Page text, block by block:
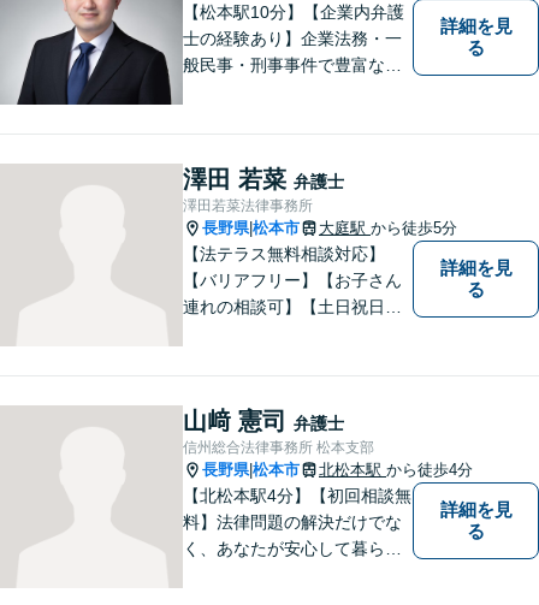
【松本駅10分】【企業内弁護
士の経験あり】企業法務・一
般民事・刑事事件で豊富な実
供します。
詳細を見
る
澤田 若菜 弁護士
澤田若菜法律事務所
長野県|松本市 大庭駅 から徒歩5分
【法テラス無料相談対応】
【バリアフリー】【お子さん
連れの相談可】【土日祝日応
詳細を見
る
山﨑 憲司 弁護士
信州総合法律事務所 松本支部
長野県|松本市 北松本駅 から徒歩4分
【北松本駅4分】【初回相談無
料】法律問題の解決だけでな
く、あなたが安心して暮らせ
詳細を見
る